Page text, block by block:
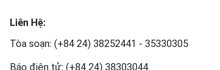
Liên Hệ:
Tòa soạn: (+84 24) 38252441 - 35330305
Báo điện tử: (+84 24) 38303044